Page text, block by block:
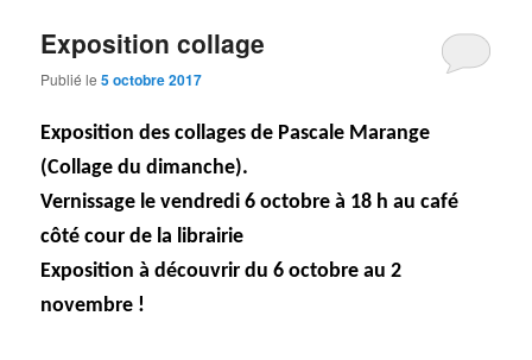
Exposition collage
Publié le5 octobre 2017
Exposition des collages de Pascale Marange
(Collage du dimanche).
Vernissage le vendredi 6 octobre à 18 h au café
côté cour de la librairie
Exposition à découvrir du 6 octobre au 2
novembre !